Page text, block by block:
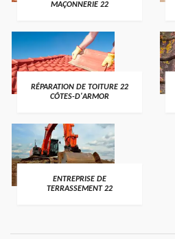
MAÇONNERIE 22
RÉPARATION DE TOITURE 22
CÔTES-D'ARMOR
ENTREPRISE DE
TERRASSEMENT 22